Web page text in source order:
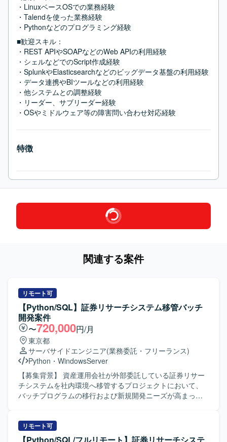
・LinuxベースOSでの業務経験
・Talendを使った業務経験
・Pythonなどのプログラミング経験
■歓迎スキル：
・REST APIやSOAPなどのWeb APIの利用経験
・シェルなどでのScript作成経験
・SplunkやElasticsearchなどのビッグデータ基盤の利用経験
・データ連携やBIツールなどの利用経験
・他システムとの調整経験
・リーダー、サブリーダー経験
・OSやミドルウェア等の障害問い合わせ対応経験
特徴
関連する案件
リモート可
【Python/SQL】証券リサーチシステム移管バッチ
開発案件
〜720,000円/月
東京都
サーバサイドエンジニア(業務委託・フリーランス)
Python ・ WindowsServer
【募集背景】 資産運用会社が外部委託している証券リサー
チシステムを社内環境へ移管するプロジェクトにおいて、
バッチプログラムの移行および新規開発ニーズが高まって
ます。具体的には、Linuxサーバー上で稼働しているバッチ
プログラムをWindowsサーバー環境へ移行し、Pythonへの
リモート可